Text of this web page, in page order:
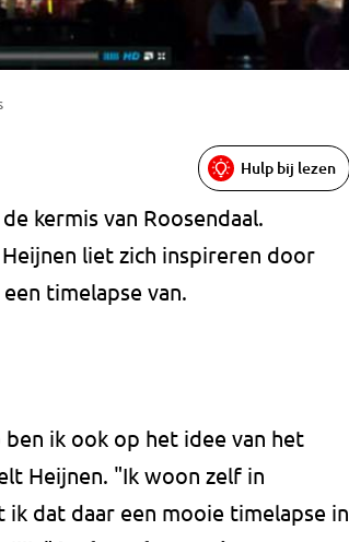
Hulp bij lezen
kermis van Roosendaal.
liet zich inspireren door
timelapse van.
ik ook op het idee van het
Heijnen. "Ik woon zelf in
ik dat daar een mooie timelapse in